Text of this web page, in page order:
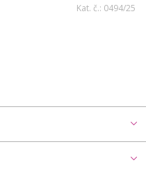
Kat. č.: 0494/25